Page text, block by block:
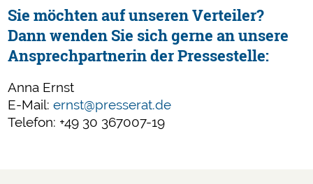
abwägen
Sie möchten auf unseren Verteiler?
Dann wenden Sie sich gerne an unsere
Ansprechpartnerin der Pressestelle:
Anna Ernst
E-Mail:ernst@presserat.de
Telefon: +49 30 367007-19